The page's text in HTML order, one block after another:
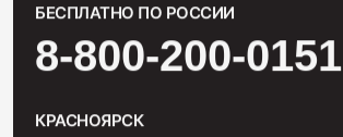
БЕСПЛАТНО ПО РОССИИ
8-800-200-0151
КРАСНОЯРСК